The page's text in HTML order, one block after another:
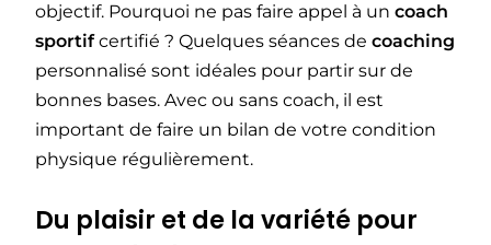
objectif. Pourquoi ne pas faire appel à un coach
sportifcertifié ? Quelques séances de coaching
personnalisé sont idéales pour partir sur de
bonnes bases. Avec ou sans coach, il est
important de faire un bilan de votre condition
physique régulièrement.
Du plaisir et de la variété pour